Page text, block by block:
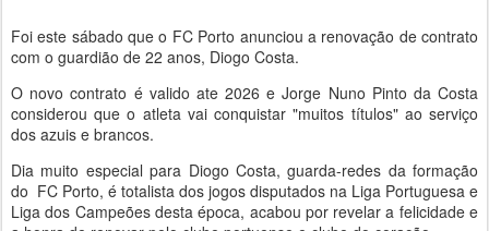
Foi este sábado que o FC Porto anunciou a renovação de contrato
com o guardião de 22 anos, Diogo Costa.
O novo contrato é valido ate 2026 e Jorge Nuno Pinto da Costa
considerou que o atleta vai conquistar "muitos títulos" ao serviço
dos azuis e brancos.
Dia muito especial para Diogo Costa, guarda-redes da formação
do FC Porto, é totalista dos jogos disputados na Liga Portuguesa e
Liga dos Campeões desta época, acabou por revelar a felicidade e